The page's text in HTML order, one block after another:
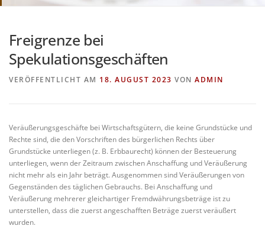
Freigrenze bei
Spekulationsgeschäften
VERÖFFENTLICHT AM 18. AUGUST 2023 VON ADMIN
Veräußerungsgeschäfte bei Wirtschaftsgütern, die keine Grundstücke und
Rechte sind, die den Vorschriften des bürgerlichen Rechts über
Grundstücke unterliegen (z. B. Erbbaurecht) können der Besteuerung
unterliegen, wenn der Zeitraum zwischen Anschaffung und Veräußerung
nicht mehr als ein Jahr beträgt. Ausgenommen sind Veräußerungen von
Gegenständen des täglichen Gebrauchs. Bei Anschaffung und
Veräußerung mehrerer gleichartiger Fremdwährungsbeträge ist zu
unterstellen, dass die zuerst angeschafften Beträge zuerst veräußert
wurden.